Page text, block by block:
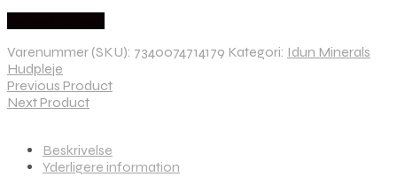
Varenummer (SKU): 7340074714179 Kategori: Idun Minerals
Hudpleje
Previous Product
Next Product
Beskrivelse
Yderligere information